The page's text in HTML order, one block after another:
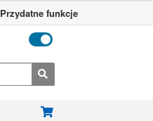
Przydatne funkcje